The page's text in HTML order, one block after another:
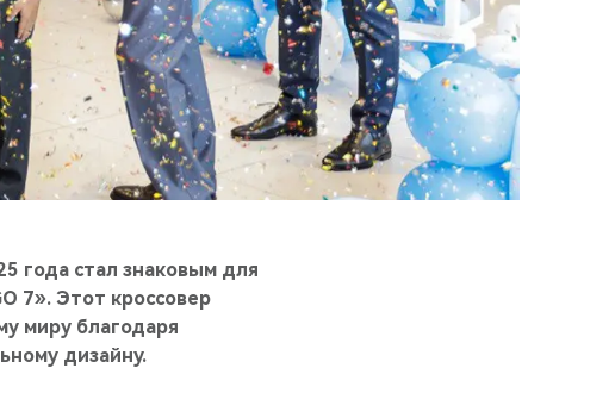
года стал знаковым для
7». Этот кроссовер
миру благодаря
дизайну.